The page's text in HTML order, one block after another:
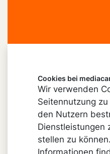
Halbtägig
Ohne Vorkenntnisse
Bildrecht
Sicherer Umgang mit
Cookies bei
Wir verwenden
Seitennutzung
den Nutzern
Dienstleistungen
stellen zu